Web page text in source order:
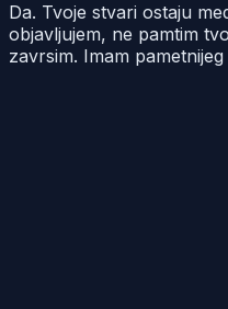
Da. Tvoje stvari ostaju
objavljujem, ne pamtim
zavrsim. Imam